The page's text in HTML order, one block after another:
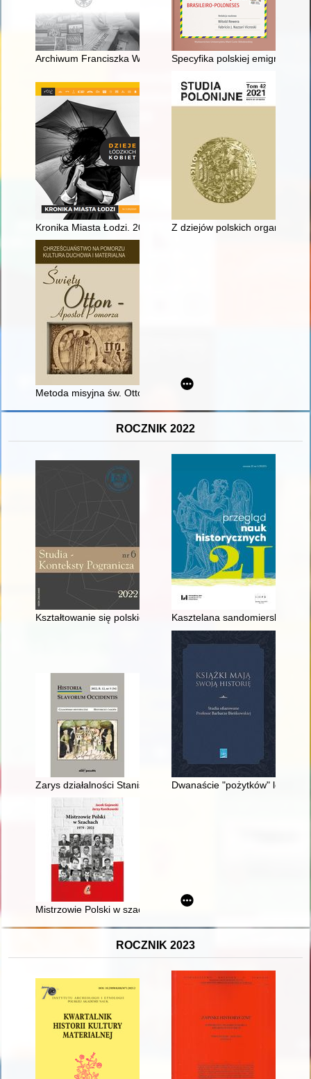
Archiwum Franciszka Wilka - ludowca niezłomnego
Specyfika polskiej emigracji do
Kronika Miasta Łodzi. 2021, nr 3Z dziejów polskich organizacji
Metoda misyjna św. Ottona z Bambergu : apostoła Pomorza
ROCZNIK 2022
Kształtowanie się polskiej administracji państwowej w Barlinku
Kasztelana sandomierskiego
Zarys działalności Stanisława Kary w służbieDwanaście "pożytków" lektury
Mistrzowie Polski w szachach 1979-2021
ROCZNIK 2023